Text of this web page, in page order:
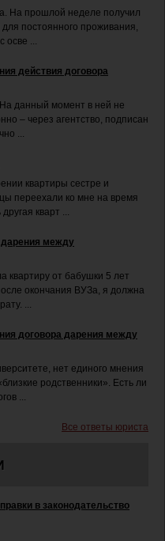
На прошлой неделе получил
постоянного проживания,
осве ...
действия договора
данный момент в ней не
– через агентство, подписан
...
квартиры сестре и
переехали ко мне на время
кварт ...
дарения между
квартиру от бабушки 5 лет
окончания ВУЗа, я должна
...
договора дарения между
нет единого мнения
родственники». Есть ли
...
Все ответы юриста
в законодательство